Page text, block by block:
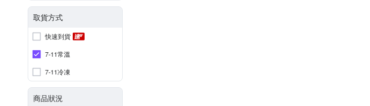
取貨方式
快速到貨
7-11常溫
7-11冷凍
商品狀況